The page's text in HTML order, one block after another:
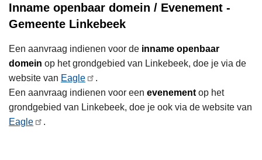
Inname openbaar domein / Evenement -
Gemeente Linkebeek
Een aanvraag indienen voor de inname openbaar
domein op het grondgebied van Linkebeek, doe je via de
website van Eagle
.
Een aanvraag indienen voor een evenement op het
grondgebied van Linkebeek, doe je ook via de website van
Eagle
.